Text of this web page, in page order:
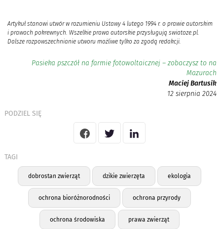
Artykuł stanowi utwór w rozumieniu Ustawy 4 lutego 1994 r. o prawie autorskim
i prawach pokrewnych. Wszelkie prawa autorskie przysługują swiatoze.pl.
Dalsze rozpowszechnianie utworu możliwe tylko za zgodą redakcji.
Pasieka pszczół na farmie fotowoltaicznej – zobaczysz to na
Mazurach
Maciej Bartusik
12 sierpnia 2024
PODZIEL SIĘ
TAGI
dobrostan zwierząt dzikie zwierzęta ekologia
ochrona bioróżnorodności ochrona przyrody
ochrona środowiska prawa zwierząt